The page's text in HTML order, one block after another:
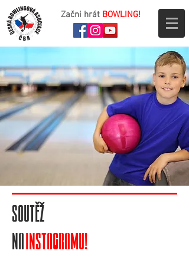
Začni hrát BOWLING!
SOUTĚŽ
NA INSTAGRAMU!